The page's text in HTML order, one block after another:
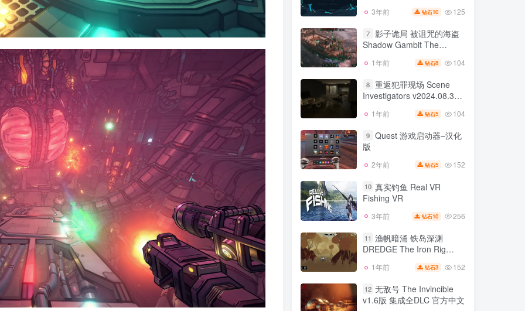
3年前 钻石10 125
7 影子诡局 被诅咒的海盗
Shadow Gambit The
Cursed Crew v1.2.133版 官
方中文
1年前 钻石8 104
8 重返犯罪现场 Scene
Investigators v2024.08.30
1年前 钻石5 104
9 Quest 游戏启动器–汉化
版
2年前 钻石5 152
10 真实钓鱼 Real VR
Fishing VR
3年前 钻石10 256
11 渔帆暗涌 铁岛深渊
DREDGE The Iron Rig
中文1年前 钻石3 152
12 无敌号 The Invincible
v1.6版 集成全DLC 官方中文
6
Flowborne Breathing
3年前 钻石10
7
影子诡局 被诅咒的海盗
Cursed Crew v1.2.133版 官
方中文
1年前 钻石 8 104
8
重返犯罪现场 Scene
版 官方中文
9
Quest 游戏启动器–汉化
2年前
10 真实钓鱼 Real VR
3年前 钻石 10
11
渔帆暗涌 铁岛深渊
v1.5.3a版 集成全DLC 官方
中文1年前 钻石3 152